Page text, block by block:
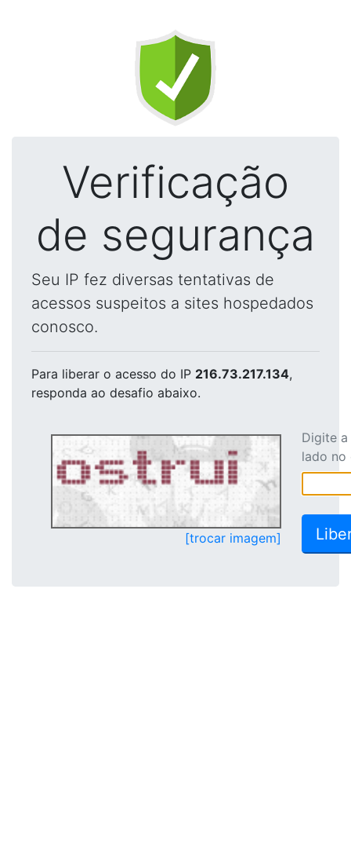
Verificação
de segurança
Seu IP fez diversas tentativas de
acessos suspeitos a sites hospedados
conosco.
Para liberar o acesso do IP 216.73.217.134,
responda ao desafio abaixo.
[trocar imagem]
Digite
lado no